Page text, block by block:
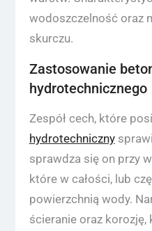
wodoszczelność oraz
skurczu.
Zastosowanie
hydrotechnicznego
Zespół cech, które
hydrotechniczny
sprawdza się on przy
które w całości, lub
powierzchnią wody.
ścieranie oraz